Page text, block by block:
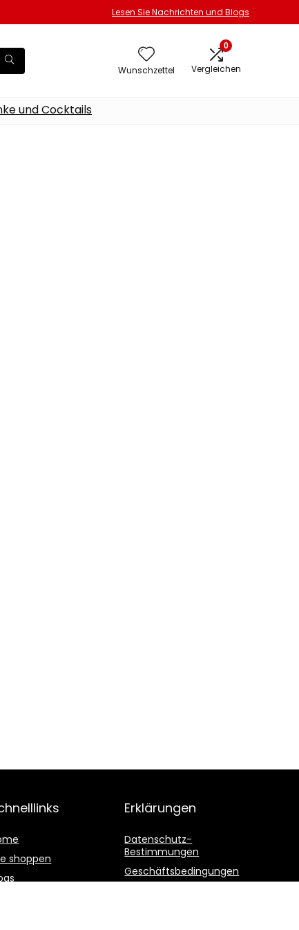
Lesen Sie Nachrichten und Blogs
Wunschzettel
0
Vergleichen
und Cocktails
shoppen
Erklärungen
Datenschutz-
Bestimmungen
Geschäftsbedingungen